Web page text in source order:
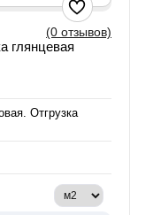
(0 отзывов)
глянцевая
Отгрузка